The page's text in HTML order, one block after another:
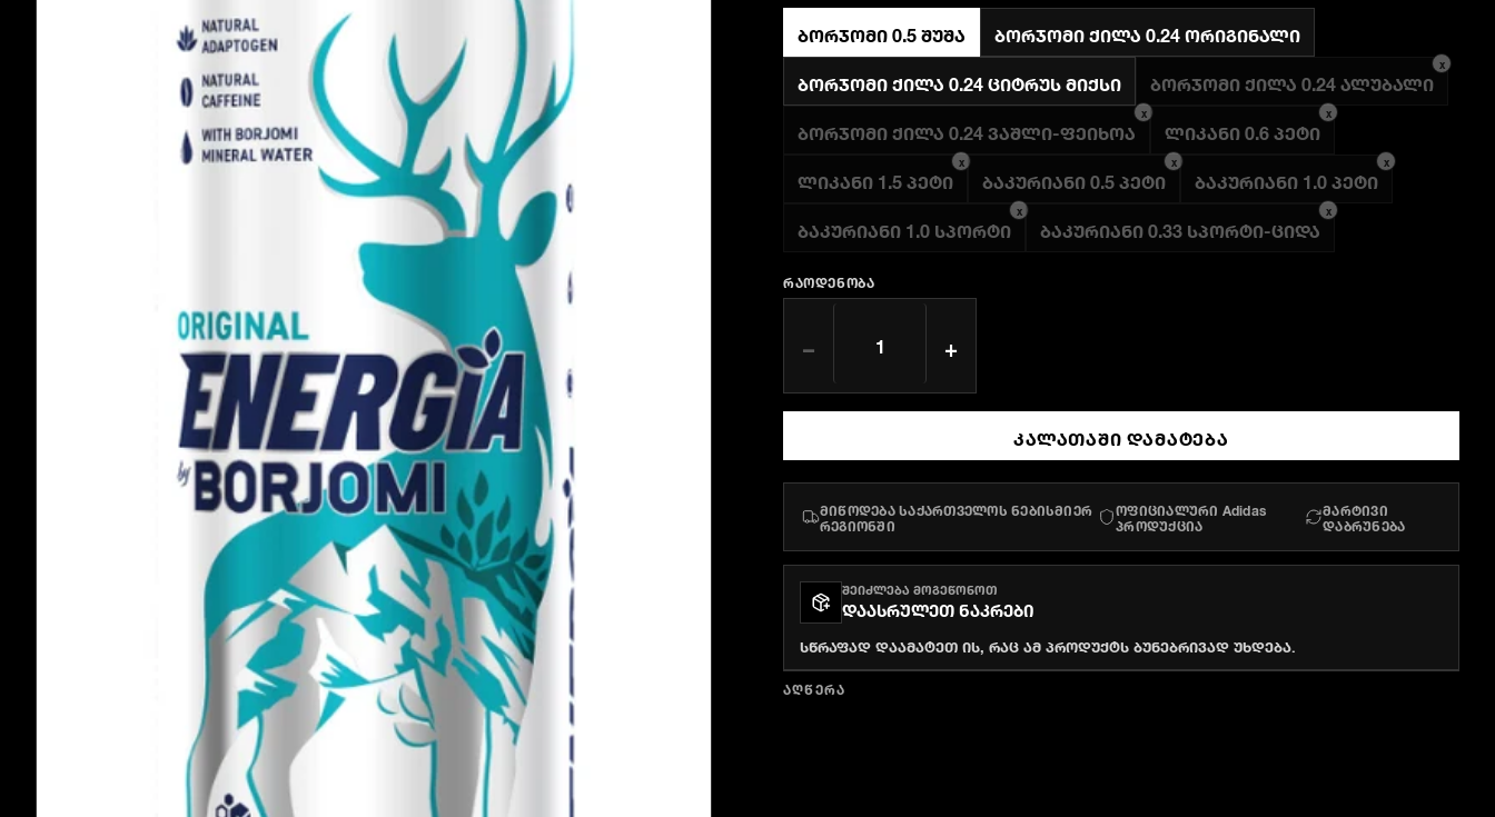
ბორჯომი 0.5 შუშა
ბორჯომი ქილა 0.24 ორიგინალი
ბორჯომი ქილა 0.24 ციტრუს მიქსი
ბორჯომი ქილა 0.24 ალუბალი
x
ბორჯომი ქილა 0.24 ვაშლი-ფეიხოა
x
ლიკანი 0.6 პეტი
x
ლიკანი 1.5 პეტი
x
ბაკურიანი 0.5 პეტი
x
ბაკურიანი 1.0 პეტი
x
ბაკურიანი 1.0 სპორტი
x
ბაკურიანი 0.33 სპორტი-ციდა
x
ᲠᲐᲝᲓᲔᲜᲝᲑᲐ
− +
ᲙᲐᲚᲐᲗᲐᲨᲘ ᲓᲐᲛᲐᲢᲔᲑᲐ
მიწოდება საქართველოს ნებისმიერ
რეგიონში
ოფიციალური Adidas
პროდუქცია
მარტივი
დაბრუნება
ᲨᲔᲘᲫᲚᲔᲑᲐ ᲛᲝᲒᲔᲬᲝᲜᲝᲗ
ᲓᲐᲐᲡᲠᲣᲚᲔᲗ ᲜᲐᲙᲠᲔᲑᲘ
სწრაფად დაამატეთ ის, რაც ამ პროდუქტს ბუნებრივად უხდება.
ᲐᲦᲬᲔᲠᲐ